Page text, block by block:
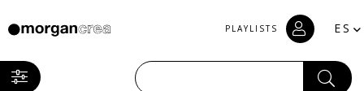
PLAYLISTS ES